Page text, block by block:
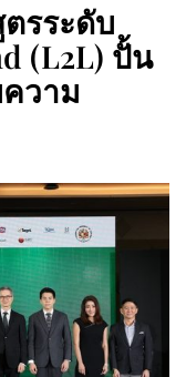
รระดับ
(L2L) ปั้น
วาม